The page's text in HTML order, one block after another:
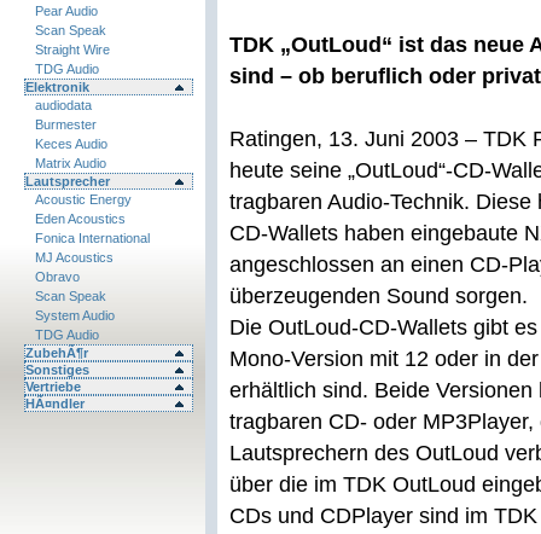
Pear Audio
Scan Speak
Straight Wire
TDG Audio
Elektronik
audiodata
Burmester
Keces Audio
Matrix Audio
Lautsprecher
Acoustic Energy
Eden Acoustics
Fonica International
MJ Acoustics
Obravo
Scan Speak
System Audio
TDG Audio
ZubehÃ¶r
Sonstiges
Vertriebe
HÃ¤ndler
TDK „OutLoud“ ist das neue
sind – ob beruflich oder privat
Ratingen, 13. Juni 2003 – TDK
heute seine „OutLoud“-CD-
tragbaren Audio-Technik.
CD-Wallets haben eingebaute
angeschlossen an einen CD-
überzeugenden Sound sorgen.
Die OutLoud-CD-Wallets gibt
Mono-Version mit 12 oder in
erhältlich sind. Beide
tragbaren CD- oder
Lautsprechern des OutLoud
über die im TDK OutLoud
CDs und CDPlayer sind im